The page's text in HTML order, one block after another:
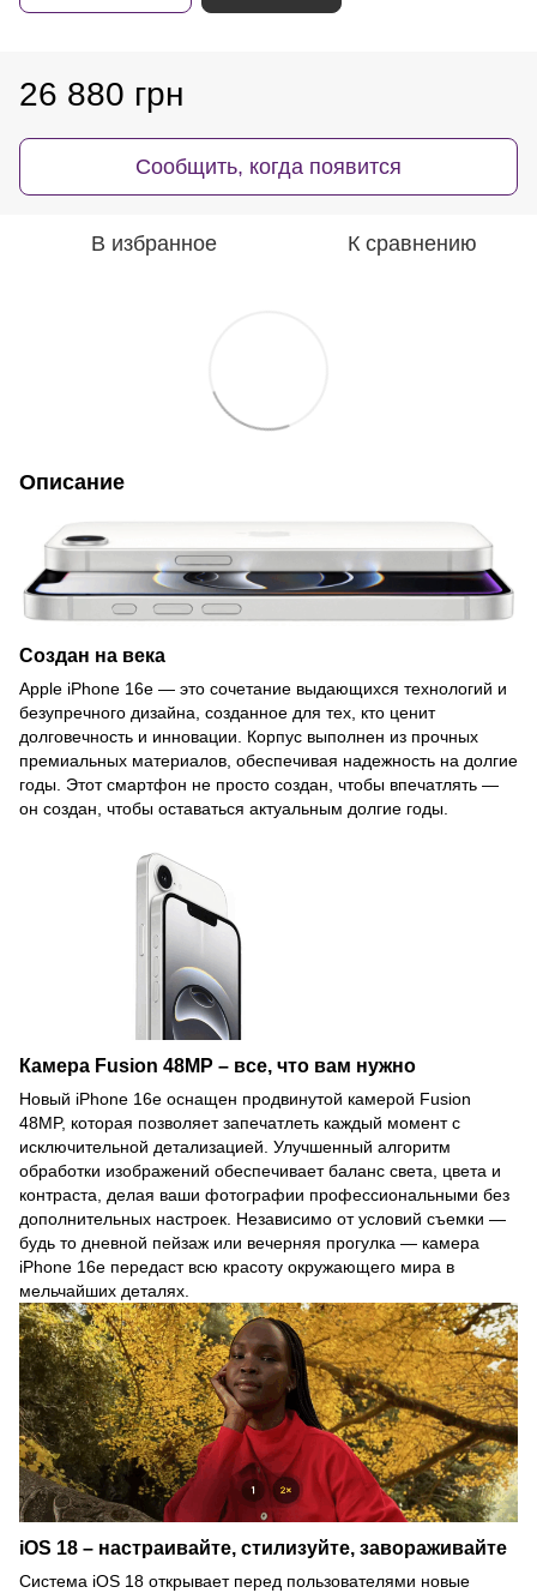
26 880 грн
Сообщить, когда появится
В избранное К сравнению
Описание
Создан на века
Apple iPhone 16e — это сочетание выдающихся технологий и
безупречного дизайна, созданное для тех, кто ценит
долговечность и инновации. Корпус выполнен из прочных
премиальных материалов, обеспечивая надежность на долгие
годы. Этот смартфон не просто создан, чтобы впечатлять —
он создан, чтобы оставаться актуальным долгие годы.
Камера Fusion 48MP – все, что вам нужно
Новый iPhone 16e оснащен продвинутой камерой Fusion
48MP, которая позволяет запечатлеть каждый момент с
исключительной детализацией. Улучшенный алгоритм
обработки изображений обеспечивает баланс света, цвета и
контраста, делая ваши фотографии профессиональными без
дополнительных настроек. Независимо от условий съемки —
будь то дневной пейзаж или вечерняя прогулка — камера
iPhone 16e передаст всю красоту окружающего мира в
мельчайших деталях.
iOS 18 – настраивайте, стилизуйте, завораживайте
Система iOS 18 открывает перед пользователями новые